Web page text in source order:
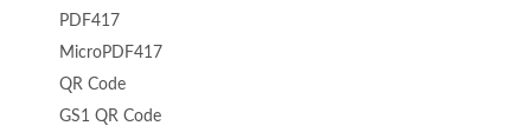
PDF417
MicroPDF417
QR Code
GS1 QR Code